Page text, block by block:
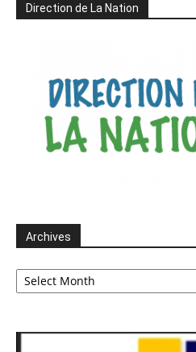
Direction de La Nation
Archives
Archives